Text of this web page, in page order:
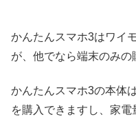
かんたんスマホ3はワイ
が、他でなら端末のみの
かんたんスマホ3の本体
を購入できますし、家電